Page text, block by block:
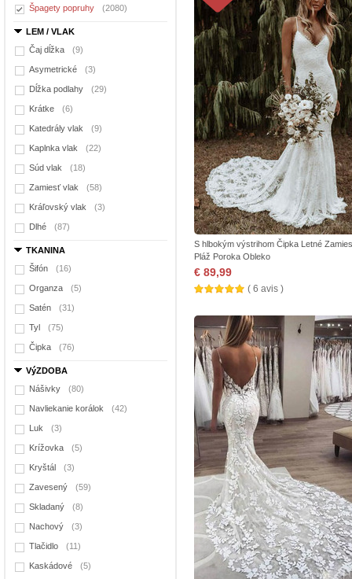
Špagety popruhy
(2080)
LEM / VLAK
Čaj dĺžka
(9)
Asymetrické (3)
Dĺžka podlahy (29)
Krátke (6)
Katedrály vlak (9)
Kaplnka vlak (22)
Súd vlak (18)
Zamiesť vlak (58)
Kráľovský vlak (3)
Dlhé (87)
TKANINA
Šifón
(16)
Organza (5)
Satén (31)
Tyl (75)
Čipka (76)
VýZDOBA
Nášivky
(80)
Navliekanie korálok (42)
Luk (3)
Krížovka (5)
Kryštál (3)
Zavesený (59)
Skladaný (8)
Nachový (3)
Tlačidlo (11)
Kaskádové (5)
S hlbokým výstrihom Čipka Letné
Pláž Poroka Obleko
€ 89,99
( 6 avis )